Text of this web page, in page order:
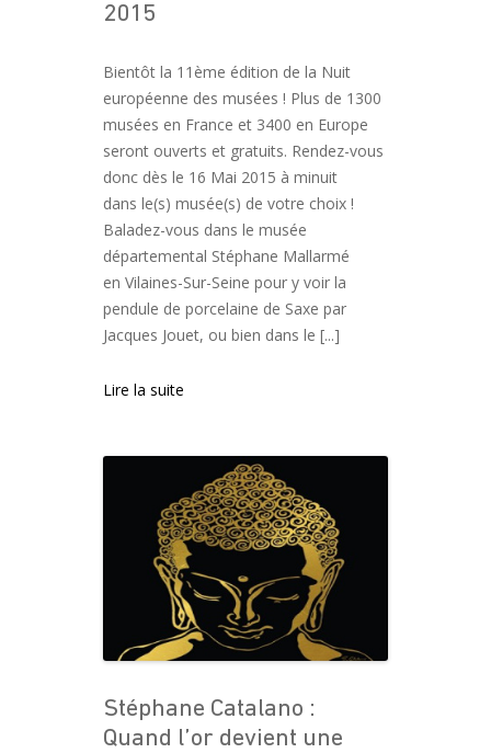
2015
Bientôt la 11ème édition de la Nuit
européenne des musées ! Plus de 1300
musées en France et 3400 en Europe
seront ouverts et gratuits. Rendez-vous
donc dès le 16 Mai 2015 à minuit
dans le(s) musée(s) de votre choix !
Baladez-vous dans le musée
départemental Stéphane Mallarmé
en Vilaines-Sur-Seine pour y voir la
pendule de porcelaine de Saxe par
Jacques Jouet, ou bien dans le [...]
Lire la suite
Stéphane Catalano :
Quand l’or devient une